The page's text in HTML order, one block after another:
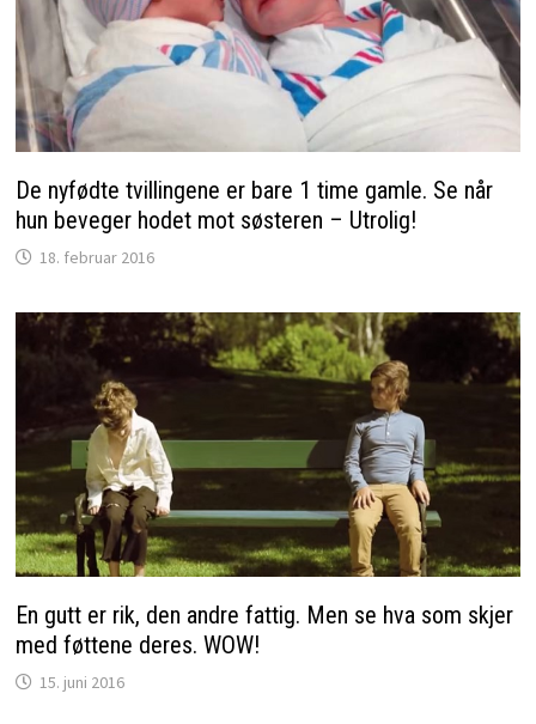
De nyfødte tvillingene er bare 1 time gamle. Se når
hun beveger hodet mot søsteren – Utrolig!
18. februar 2016
En gutt er rik, den andre fattig. Men se hva som skjer
med føttene deres. WOW!
15. juni 2016